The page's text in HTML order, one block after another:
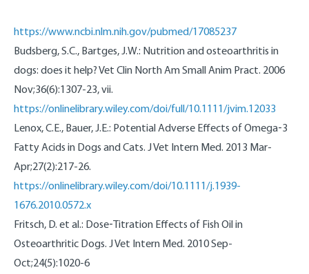
https://www.ncbi.nlm.nih.gov/pubmed/17085237
Budsberg, S.C., Bartges, J.W.: Nutrition and osteoarthritis in
dogs: does it help? Vet Clin North Am Small Anim Pract. 2006
Nov;36(6):1307-23, vii.
https://onlinelibrary.wiley.com/doi/full/10.1111/jvim.12033
Lenox, C.E., Bauer, J.E.: Potential Adverse Effects of Omega‐3
Fatty Acids in Dogs and Cats. J Vet Intern Med. 2013 Mar-
Apr;27(2):217-26.
https://onlinelibrary.wiley.com/doi/10.1111/j.1939-
1676.2010.0572.x
Fritsch, D. et al.: Dose‐Titration Effects of Fish Oil in
Osteoarthritic Dogs. J Vet Intern Med. 2010 Sep-
Oct;24(5):1020-6